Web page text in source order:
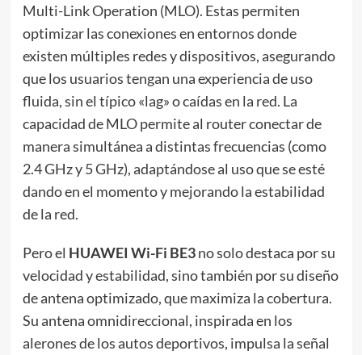
Multi-Link Operation (MLO). Estas permiten
optimizar las conexiones en entornos donde
existen múltiples redes y dispositivos, asegurando
que los usuarios tengan una experiencia de uso
fluida, sin el típico «lag» o caídas en la red. La
capacidad de MLO permite al router conectar de
manera simultánea a distintas frecuencias (como
2.4 GHz y 5 GHz), adaptándose al uso que se esté
dando en el momento y mejorando la estabilidad
de la red.
Pero el HUAWEI Wi-Fi BE3no solo destaca por su
velocidad y estabilidad, sino también por su diseño
de antena optimizado, que maximiza la cobertura.
Su antena omnidireccional, inspirada en los
alerones de los autos deportivos, impulsa la señal